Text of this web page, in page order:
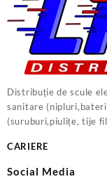
Distribuție de scule
sanitare
(suruburi,piulițe, tije
CARIERE
Social Media